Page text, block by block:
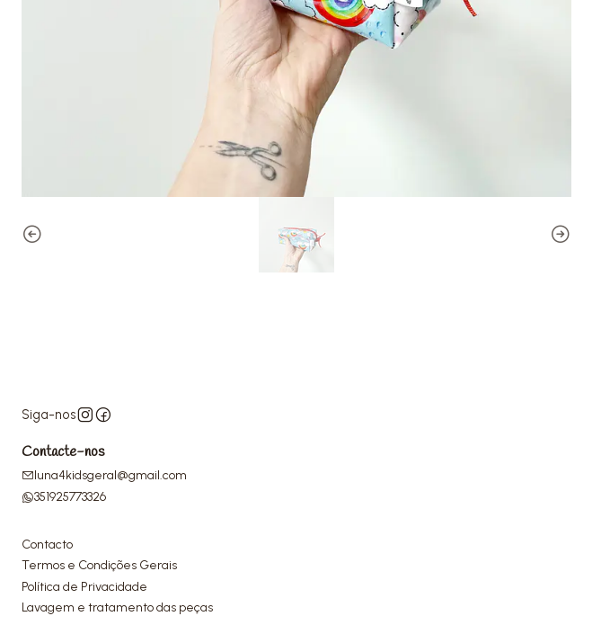
Siga-nos
Contacte-nos
luna4kidsgeral@gmail.com
351925773326
Contacto
Termos e Condições Gerais
Política de Privacidade
Lavagem e tratamento das peças